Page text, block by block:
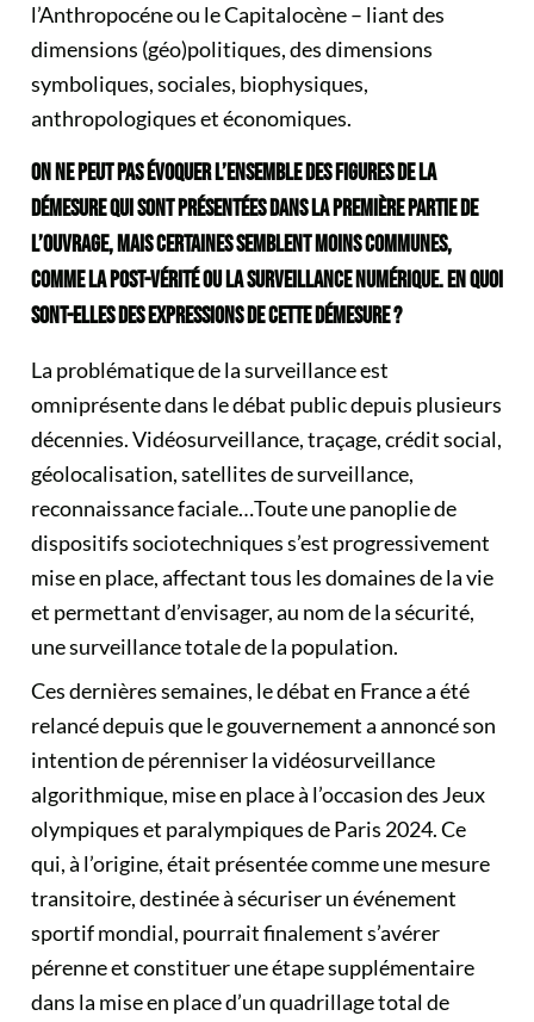
l’Anthropocéne ou le Capitalocène – liant des
dimensions (géo)politiques, des dimensions
symboliques, sociales, biophysiques,
anthropologiques et économiques.
ON NE PEUT PAS ÉVOQUER L’ENSEMBLE DES FIGURES DE LA
DÉMESURE QUI SONT PRÉSENTÉES DANS LA PREMIÈRE PARTIE DE
L’OUVRAGE, MAIS CERTAINES SEMBLENT MOINS COMMUNES,
COMME LA POST-VÉRITÉ OU LA SURVEILLANCE NUMÉRIQUE. EN QUOI
SONT-ELLES DES EXPRESSIONS DE CETTE DÉMESURE ?
La problématique de la surveillance est
omniprésente dans le débat public depuis plusieurs
décennies. Vidéosurveillance, traçage, crédit social,
géolocalisation, satellites de surveillance,
reconnaissance faciale…Toute une panoplie de
dispositifs sociotechniques s’est progressivement
mise en place, affectant tous les domaines de la vie
et permettant d’envisager, au nom de la sécurité,
une surveillance totale de la population.
Ces dernières semaines, le débat en France a été
relancé depuis que le gouvernement a annoncé son
intention de pérenniser la vidéosurveillance
algorithmique, mise en place à l’occasion des Jeux
olympiques et paralympiques de Paris 2024. Ce
qui, à l’origine, était présentée comme une mesure
transitoire, destinée à sécuriser un événement
sportif mondial, pourrait finalement s’avérer
pérenne et constituer une étape supplémentaire
dans la mise en place d’un quadrillage total de